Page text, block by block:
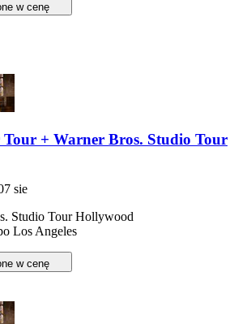
w cenę
+ Warner Bros. Studio Tour
sie
Studio Tour Hollywood
Los Angeles
w cenę